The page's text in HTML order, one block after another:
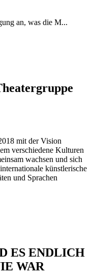
an, was die M...
mit der Vision
verschiedene Kulturen
wachsen und sich
künstlerische
und Sprachen
ES ENDLICH
WAR